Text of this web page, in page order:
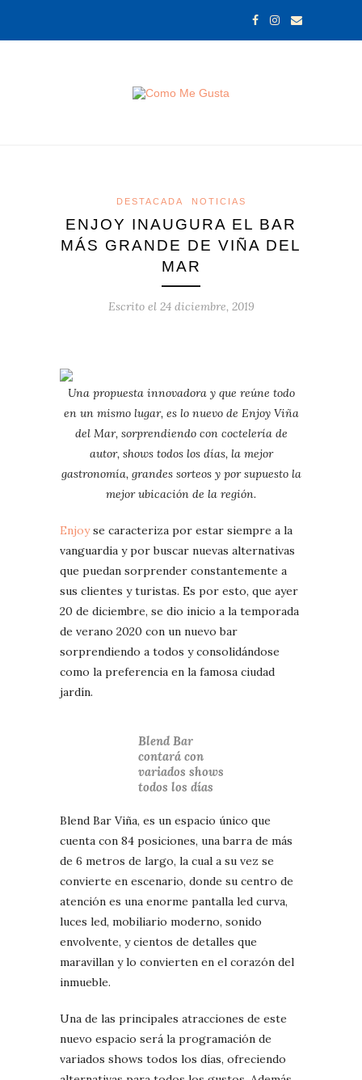
DESTACADA NOTICIAS
ENJOY INAUGURA EL BAR
MÁS GRANDE DE VIÑA DEL
MAR
Escrito el 24 diciembre, 2019
Una propuesta innovadora y que reúne todo
en un mismo lugar, es lo nuevo de Enjoy Viña
del Mar, sorprendiendo con coctelería de
autor, shows todos los días, la mejor
gastronomía, grandes sorteos y por supuesto la
mejor ubicación de la región.
Enjoyse caracteriza por estar siempre a la
vanguardia y por buscar nuevas alternativas
que puedan sorprender constantemente a
sus clientes y turistas. Es por esto, que ayer
20 de diciembre, se dio inicio a la temporada
de verano 2020 con un nuevo bar
sorprendiendo a todos y consolidándose
como la preferencia en la famosa ciudad
jardín.
Blend Bar
contará con
variados shows
todos los días
Blend Bar Viña, es un espacio único que
cuenta con 84 posiciones, una barra de más
de 6 metros de largo, la cual a su vez se
convierte en escenario, donde su centro de
atención es una enorme pantalla led curva,
luces led, mobiliario moderno, sonido
envolvente, y cientos de detalles que
maravillan y lo convierten en el corazón del
inmueble.
Una de las principales atracciones de este
nuevo espacio será la programación de
variados shows todos los días, ofreciendo